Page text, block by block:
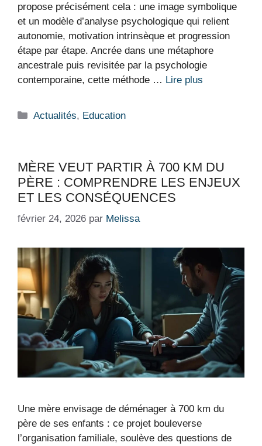
propose précisément cela : une image symbolique
et un modèle d’analyse psychologique qui relient
autonomie, motivation intrinsèque et progression
étape par étape. Ancrée dans une métaphore
ancestrale puis revisitée par la psychologie
contemporaine, cette méthode … Lire plus
Catégories
Actualités, Education
MÈRE VEUT PARTIR À 700 KM DU
PÈRE : COMPRENDRE LES ENJEUX
ET LES CONSÉQUENCES
février 24, 2026 par Melissa
Une mère envisage de déménager à 700 km du
père de ses enfants : ce projet bouleverse
l’organisation familiale, soulève des questions de